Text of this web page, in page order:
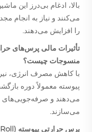
بالا، ادغام بی‌درز این
می‌کنند و نیاز به انجام
را افزایش می‌دهند.
منسوجات چیست؟
با کاهش مصرف انرژی،
می‌دهند و صرفه‌جویی‌های
می‌سازند.